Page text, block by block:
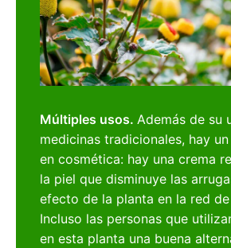
Múltiples usos. Además de su
medicinas tradicionales, hay
en cosmética: hay una crema
la piel que disminuye las
efecto de la planta en la red
Incluso las personas que
en esta planta una buena